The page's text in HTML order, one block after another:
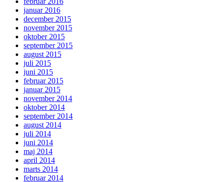
januar 2016
december 2015
november 2015
oktober 2015
september 2015
august 2015
juli 2015
juni 2015
februar 2015
januar 2015
november 2014
oktober 2014
september 2014
august 2014
juli 2014
juni 2014
maj 2014
april 2014
marts 2014
februar 2014